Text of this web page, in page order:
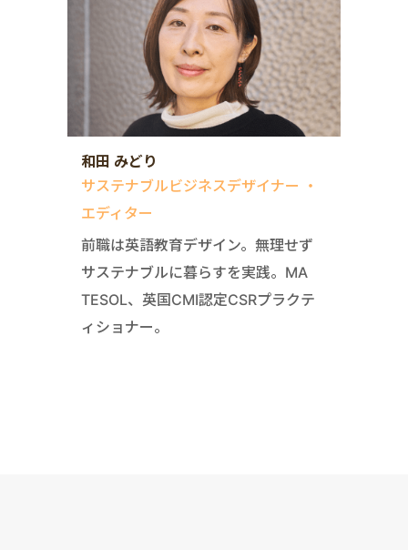
和田 みどり
サステナブルビジネスデザイナー ・
エディター
前職は英語教育デザイン。無理せず
サステナブルに暮らすを実践。MA
TESOL、英国CMI認定CSRプラクテ
ィショナー。